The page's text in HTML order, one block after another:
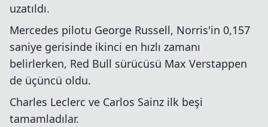
uzatıldı.
Mercedes pilotu George Russell, Norris'in 0,157
saniye gerisinde ikinci en hızlı zamanı
belirlerken, Red Bull sürücüsü Max Verstappen
de üçüncü oldu.
Charles Leclerc ve Carlos Sainz ilk beşi
tamamladılar.